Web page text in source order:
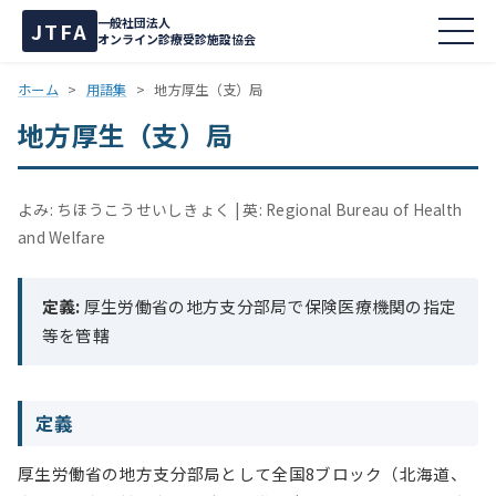
JTFA
一般社団法人
オンライン診療受診施設協会
ホーム > 用語集 > 地方厚生（支）局
地方厚生（支）局
よみ: ちほうこうせいしきょく
英: Regional Bureau of Health
and Welfare
定義:厚生労働省の地方支分部局で保険医療機関の指定
等を管轄
定義
厚生労働省の地方支分部局として全国8ブロック（北海道、